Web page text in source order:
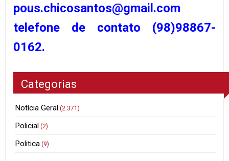
pous.chicosantos@gmail.com
telefone de contato (98)98867-
0162.
Categorias
Notícia Geral (2.371)
Policial (2)
Politica (9)